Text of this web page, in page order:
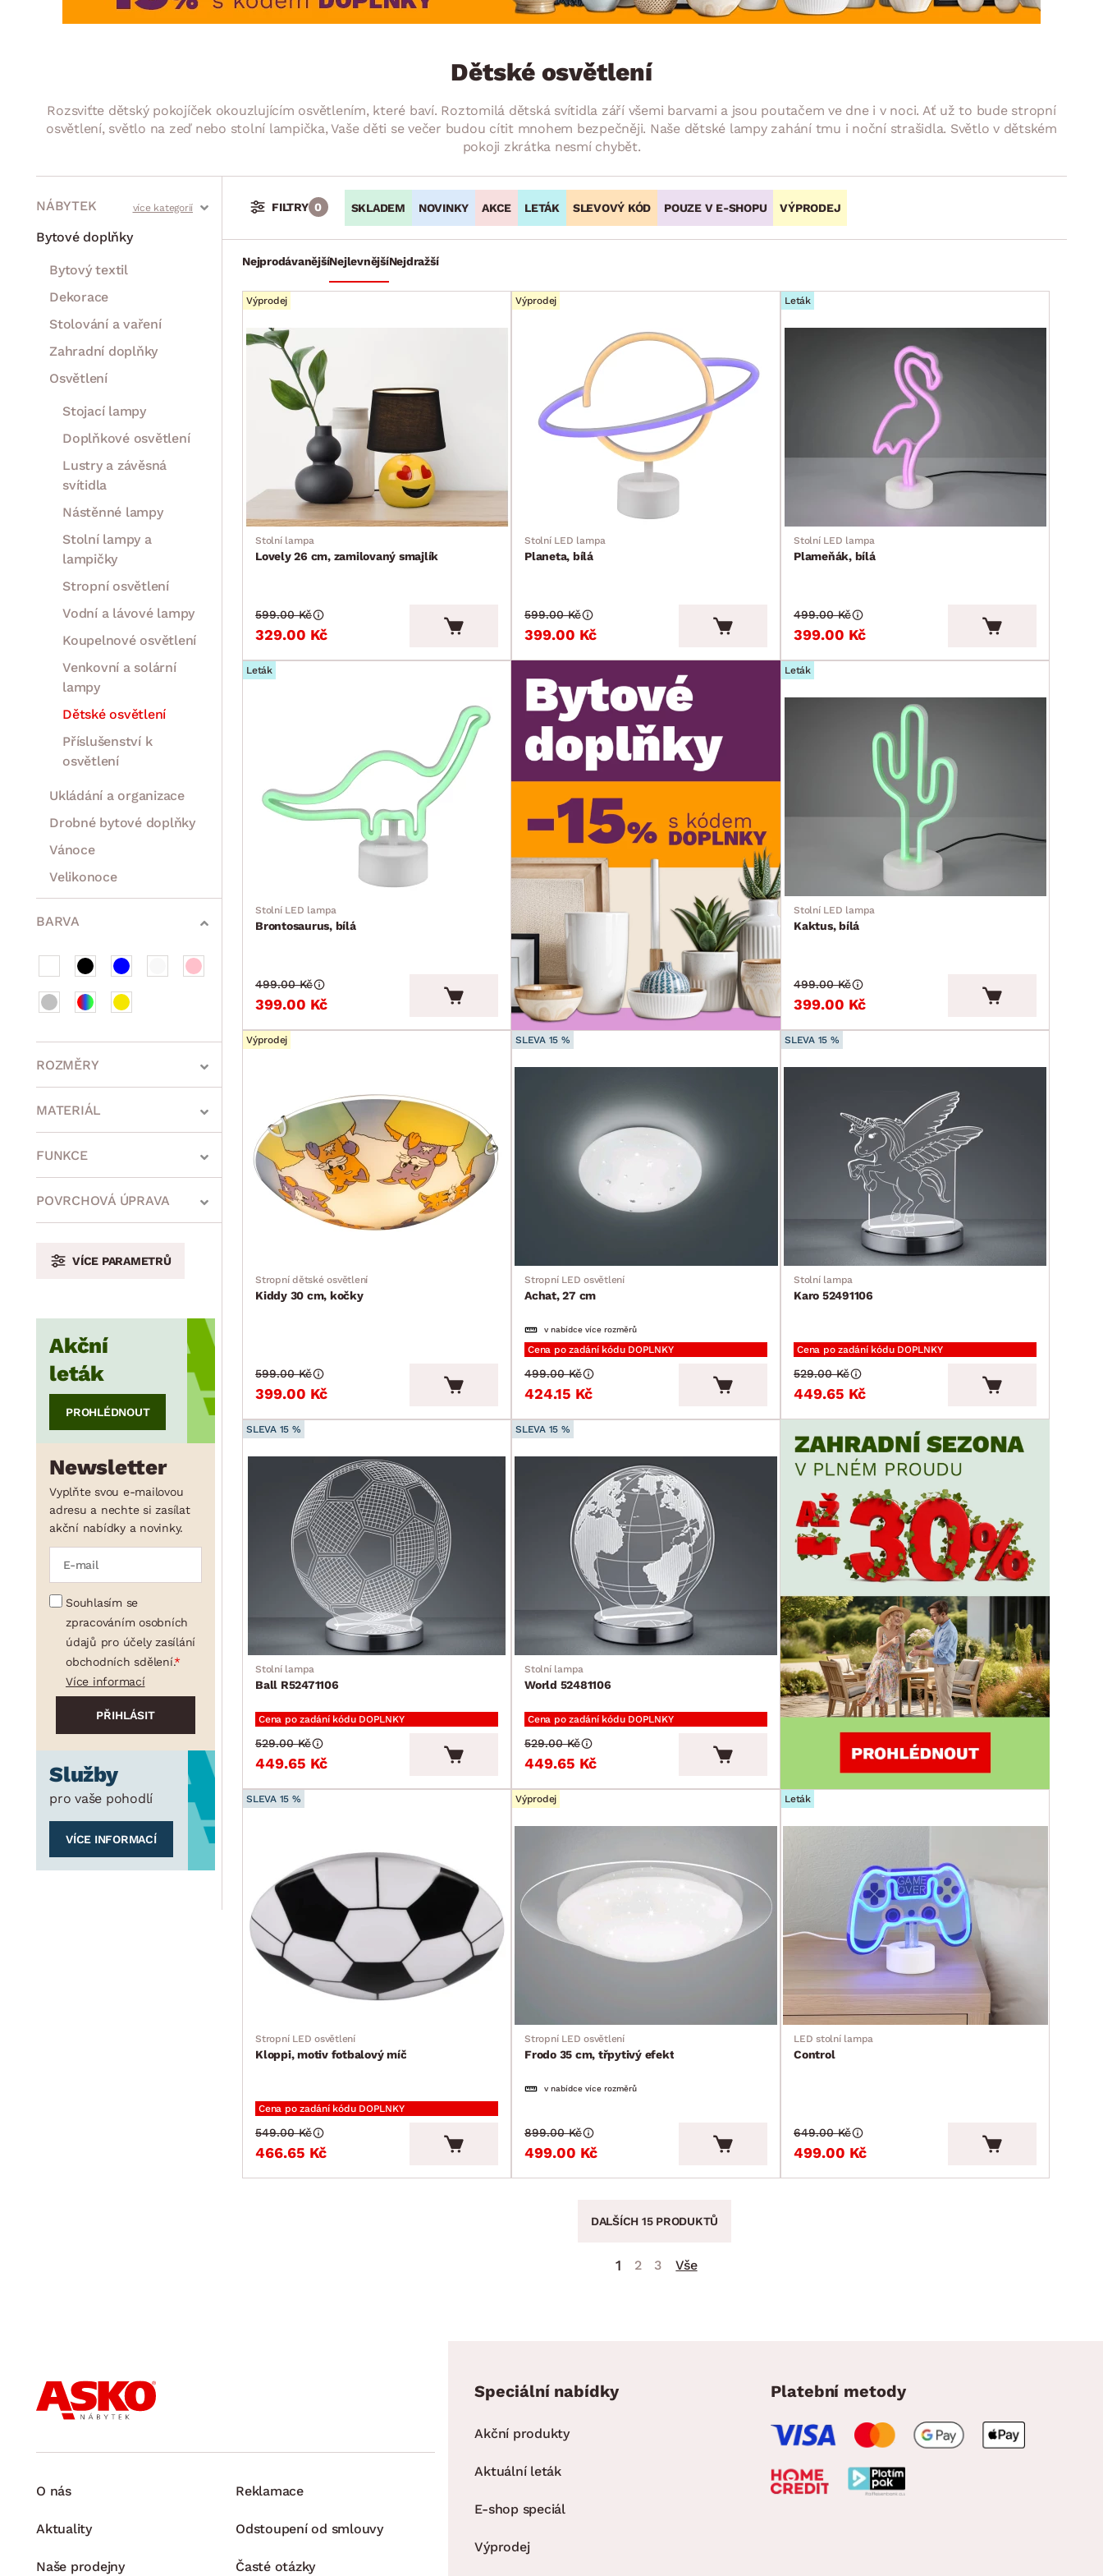
Koupelna
BYTOVÝ TEXTIL
Závěsy a žaluzie
STOLOVÁNÍ A VAŘENÍ
Pánve
DOMÁCÍ SPOTŘEBIČE ZAHRADNÍ DOPLŇKY VÁNOCE
Zahradní doplňky
Dětské osvětlení
Rozsviťte dětský pokojíček okouzlujícím osvětlením, které baví. Roztomilá dětská svítidla září všemi barvami a jsou poutačem ve dne i v noci. Ať už to bude stropní
osvětlení, světlo na zeď nebo stolní lampička, Vaše děti se večer budou cítit mnohem bezpečněji. Naše dětské lampy zahání tmu i noční strašidla. Světlo v dětském
pokoji zkrátka nesmí chybět.
NÁBYTEK
Stoly a stolky
Křesla a sezení
Židle a lavice
Postele
Šatní skříně
Rošty
Matrace
Komody, skříňky a vitríny
Bytové doplňky
Bytový textil
Dekorace
Stolování a vaření
Zahradní doplňky
Osvětlení
Stojací lampy
Doplňkové osvětlení
Lustry a závěsná
svítidla
Nástěnné lampy
Stolní lampy a
lampičky
Stropní osvětlení
Vodní a lávové lampy
Koupelnové osvětlení
Venkovní a solární
lampy
Dětské osvětlení
Příslušenství k
osvětlení
Ukládání a organizace
Drobné bytové doplňky
Vánoce
Velikonoce
Sedací soupravy a pohovky
Sestavy a stěny
Drobný nábytek
Spotřebiče
BARVA
ROZMĚRY
min.
min. cm max. cm
MATERIÁL
FUNKCE
POVRCHOVÁ ÚPRAVA
VÍCE PARAMETRŮ
Akční
leták
PROHLÉDNOUT
Newsletter
Vyplňte svou e-mailovou
adresu a nechte si zasílat
akční nabídky a novinky.
Souhlasím se
zpracováním osobních
údajů pro účely zasílání
obchodních sdělení.
Více informací
Služby
pro vaše pohodlí
VÍCE INFORMACÍ
SKLADEM NOVINKY AKCE LETÁK SLEVOVÝ KÓD POUZE V E-SHOPU VÝPRODEJ
FILTRY 0
NejprodávanějšíNejlevnějšíNejdražší
Výprodej
Stolní lampa
Lovely 26 cm, zamilovaný smajlík
329.00 Kč
599.00 Kč
Výprodej
Stolní LED lampa
Planeta, bílá
399.00 Kč
599.00 Kč
Leták
Stolní LED lampa
Plameňák, bílá
399.00 Kč
499.00 Kč
Leták
Stolní LED lampa
Brontosaurus, bílá
399.00 Kč
499.00 Kč
Leták
Stolní LED lampa
Kaktus, bílá
399.00 Kč
499.00 Kč
Výprodej
Stropní dětské osvětlení
Kiddy 30 cm, kočky
399.00 Kč
599.00 Kč
SLEVA 15 %
Stropní LED osvětlení
Achat, 27 cm
v nabídce více rozměrů
Cena po zadání kódu DOPLNKY
424.15 Kč
499.00 Kč
SLEVA 15 %
Stolní lampa
Karo 52491106
Cena po zadání kódu DOPLNKY
449.65 Kč
529.00 Kč
SLEVA 15 %
Stolní lampa
Ball R52471106
Cena po zadání kódu DOPLNKY
449.65 Kč
529.00 Kč
SLEVA 15 %
Stolní lampa
World 52481106
Cena po zadání kódu DOPLNKY
449.65 Kč
529.00 Kč
SLEVA 15 %
Stropní LED osvětlení
Kloppi, motiv fotbalový míč
Cena po zadání kódu DOPLNKY
466.65 Kč
549.00 Kč
Výprodej
Stropní LED osvětlení
Frodo 35 cm, třpytivý efekt
v nabídce více rozměrů
499.00 Kč
899.00 Kč
Leták
LED stolní lampa
Control
499.00 Kč
649.00 Kč
DALŠÍCH 15 PRODUKTŮ
1 2 3 Vše
O nás
Aktuality
Naše prodejny
Reklamace
Odstoupení od smlouvy
Časté otázky
Speciální nabídky
Akční produkty
Aktuální leták
E-shop speciál
Výprodej
Platební metody